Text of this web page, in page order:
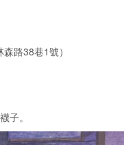
路38巷1號）
子。